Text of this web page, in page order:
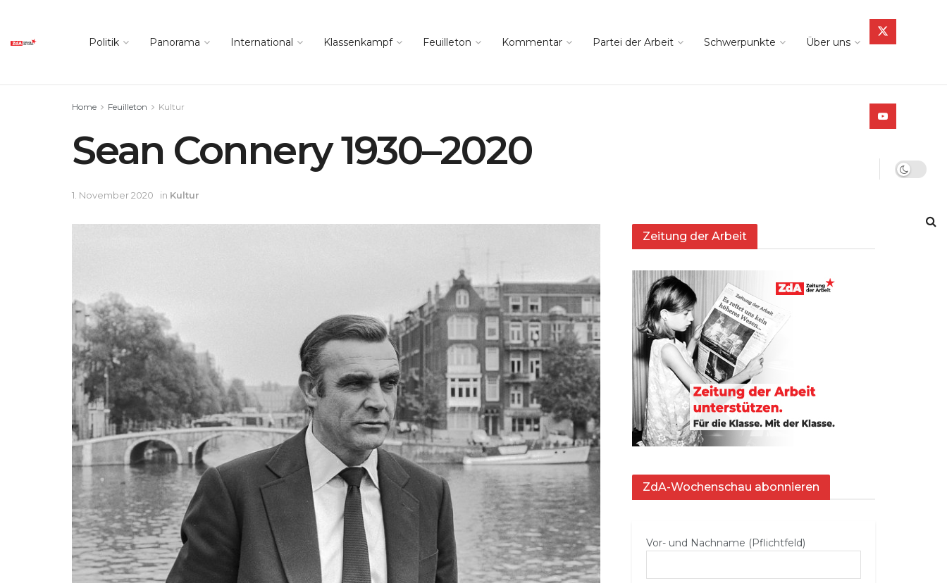
Politik Panorama International Klassenkampf Feuilleton Kommentar Partei der Arbeit Schwerpunkte Über uns
Home Feuilleton Kultur
Sean Connery 1930–2020
1. November 2020 in Kultur
Zeitung der Arbeit
ZdA-Wochenschau abonnieren
Vor- und Nachname (Pflichtfeld)